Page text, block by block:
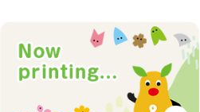
植物園長の庭
植物園 その他